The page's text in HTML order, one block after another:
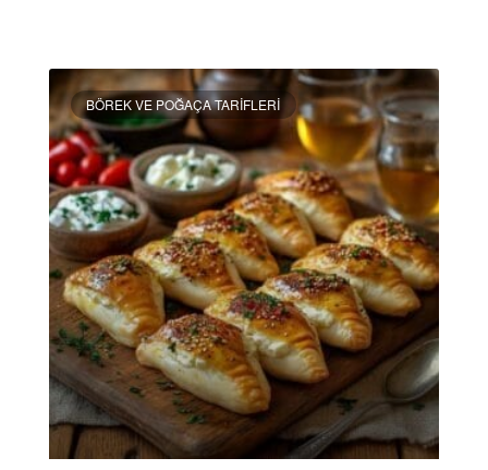
BÖREK VE POĞAÇA TARIFLERI